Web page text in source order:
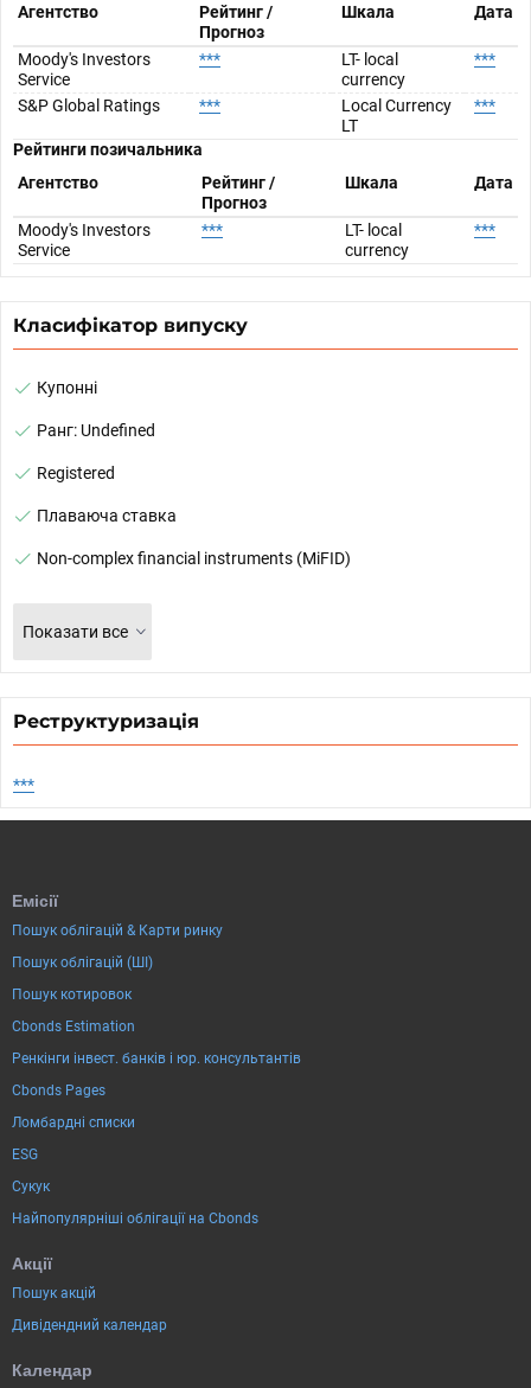
Агентство
Рейтинг /
Прогноз
Шкала Дата
Moody's Investors
Service
***
LT- local
currency
***
S&P Global Ratings ***
Local Currency
LT
***
Рейтинги позичальника
Агентство
Рейтинг /
Прогноз
Шкала Дата
Moody's Investors
Service
***
LT- local
currency
***
Класифікатор випуску
Купонні
Ранг: Undefined
Registered
Плаваюча ставка
Non-complex financial instruments (MiFID)
Показати все
Реструктуризація
***
Емісії
Пошук облігацій & Карти ринку
Пошук облігацій (ШІ)
Пошук котировок
Cbonds Estimation
Ренкінги інвест. банків і юр. консультантів
Cbonds Pages
Ломбардні списки
ESG
Сукук
Найпопулярніші облігації на Cbonds
Акції
Пошук акцій
Дивідендний календар
Календар